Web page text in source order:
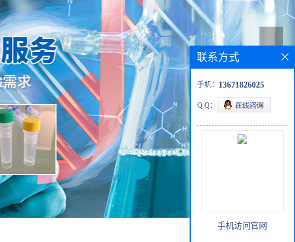
联系方式
手机： 13671826025
Q Q：
手机访问官网